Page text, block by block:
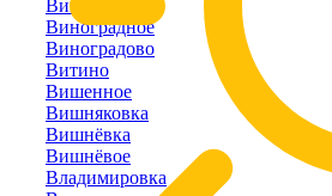
Винницкое
Виноградное
Виноградово
Витино
Вишенное
Вишняковка
Вишнёвка
Вишнёвое
Владимировка